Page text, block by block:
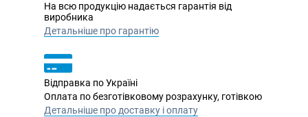
На всю продукцію надається гарантія від
виробника
Детальніше про гарантію
Відправка по Україні
Оплата по безготівковому розрахунку, готівкою
Детальніше про доставку і оплату